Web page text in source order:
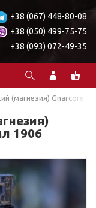
+38 (067) 448-80-08
+38 (050) 499-75-75
+38 (093) 072-49-35
(магнезия) Gnarcore
1906